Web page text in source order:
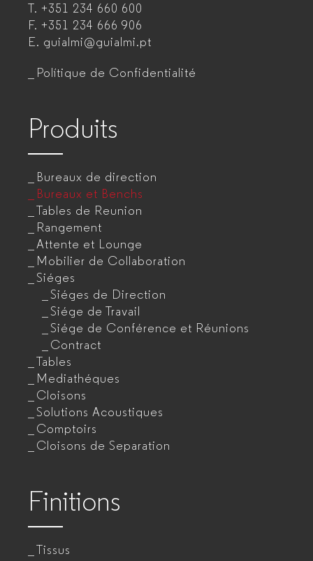
T. +351 234 660 600
F. +351 234 666 906
E. guialmi@guialmi.pt
Polítique de Confidentialité
Produits
Bureaux de direction
Bureaux et Benchs
Tables de Reunion
Rangement
Attente et Lounge
Mobilier de Collaboration
Siéges
Siéges de Direction
Siége de Travail
Siége de Conférence et Réunions
Contract
Tables
Mediathéques
Cloisons
Solutions Acoustiques
Comptoirs
Cloisons de Separation
Finitions
Tissus